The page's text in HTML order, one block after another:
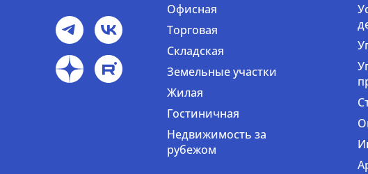
Офисная
Торговая
Складская
Земельные участки
Жилая
Гостиничная
Недвижимость за
рубежом